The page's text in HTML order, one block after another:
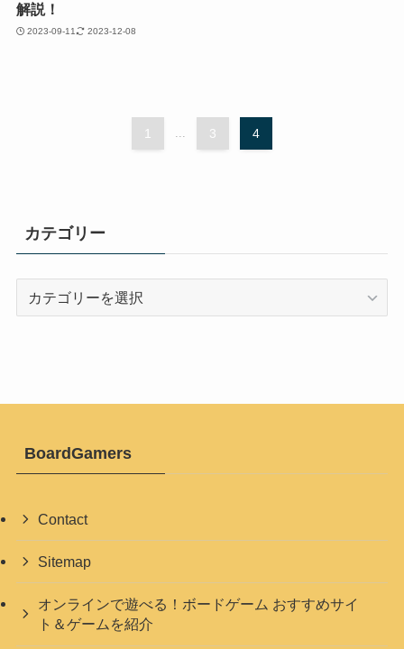
解説！
2023-09-11 2023-12-08
1 3 4
カテゴリー
BoardGamers
Contact
Sitemap
オンラインで遊べる！ボードゲーム おすすめサイ
ト＆ゲームを紹介